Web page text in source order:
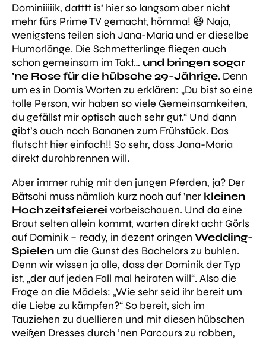
Dominiiiiik, datttt is‘ hier so langsam aber nicht
mehr fürs Prime TV gemacht, hömma! 😆 Naja,
wenigstens teilen sich Jana-Maria und er dieselbe
Humorlänge. Die Schmetterlinge fliegen auch
schon gemeinsam im Takt… und bringen sogar
’ne Rose für die hübsche 29-Jährige. Denn
um es in Domis Worten zu erklären: „Du bist so eine
tolle Person, wir haben so viele Gemeinsamkeiten,
du gefällst mir optisch auch sehr gut.“ Und dann
gibt’s auch noch Bananen zum Frühstück. Das
flutscht hier einfach!! So sehr, dass Jana-Maria
direkt durchbrennen will.
Aber immer ruhig mit den jungen Pferden, ja? Der
Bätschi muss nämlich kurz noch auf ’ner kleinen
Hochzeitsfeierei vorbeischauen. Und da eine
Braut selten allein kommt, warten direkt acht Görls
auf Dominik – ready, in dezent cringen Wedding-
Spielen um die Gunst des Bachelors zu buhlen.
Denn wir wissen ja alle, dass der Dominik der Typ
ist, „der auf jeden Fall mal heiraten will“. Also die
Frage an die Mädels: „Wie sehr seid ihr bereit um
die Liebe zu kämpfen?“So bereit, sich im
Tauziehen zu duellieren und mit diesen hübschen
weißen Dresses durch ’nen Parcours zu robben,